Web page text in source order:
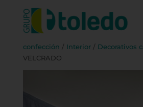
Inicio/
confección / Interior/ Decorativos
VELCRADO